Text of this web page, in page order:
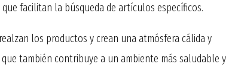
facilitan la búsqueda de artículos específicos.
los productos y crean una atmósfera cálida y
también contribuye a un ambiente más saludable y